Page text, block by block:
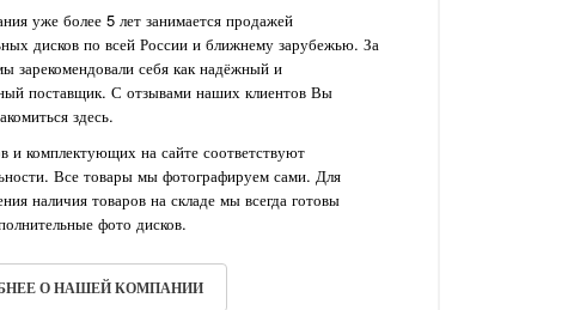
уже более 5 лет занимается продажей
дисков по всей России и ближнему зарубежью. За
зарекомендовали себя как надёжный и
поставщик. С отзывами наших клиентов Вы
здесь.
и комплектующих на сайте соответствуют
Все товары мы фотографируем сами. Для
наличия товаров на складе мы всегда готовы
фото дисков.
О НАШЕЙ КОМПАНИИ